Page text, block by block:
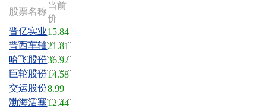
股票名称
当前
价
晋亿实业15.84
晋西车轴21.81
哈飞股份36.92
巨轮股份14.58
交运股份8.99
渤海活塞12.44